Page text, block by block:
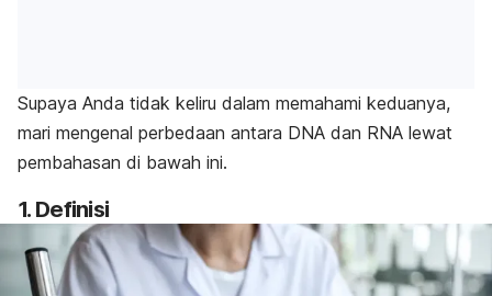
Supaya Anda tidak keliru dalam memahami keduanya,
mari mengenal perbedaan antara DNA dan RNA lewat
pembahasan di bawah ini.
1. Definisi